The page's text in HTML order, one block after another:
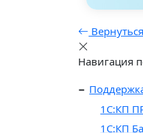
Навигация
1C:КП
1С:КП